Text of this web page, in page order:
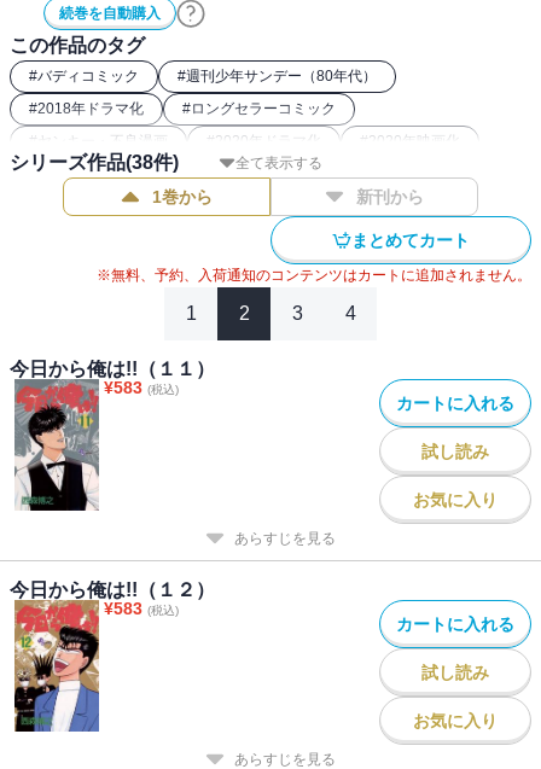
続巻を自動購入
この作品のタグ
#バディコミック #週刊少年サンデー（80年代）
#2018年ドラマ化 #ロングセラーコミック
# ヤンキー・不良漫画 #2020年ドラマ化 #2020年映画化
#週刊少年サンデー（90年代） #青春コミック
全て表示する
シリーズ作品(38件)
1巻から 新刊から
まとめてカート
※無料、予約、入荷通知のコンテンツはカートに追加されません。
1 2 3 4
今日から俺は!!（１１）
¥583 (税込)
カートに入れる
試し読み
お気に入り
あらすじを見る
今日から俺は!!（１２）
¥583 (税込)
カートに入れる
試し読み
お気に入り
あらすじを見る